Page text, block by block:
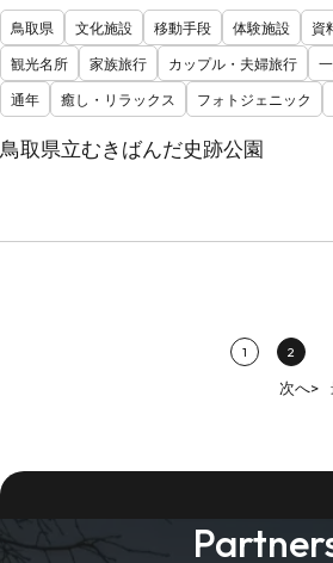
鳥取県 文化施設 移動手段 体験施設 資
観光名所
家族旅行 カップル・夫婦旅行
通年
癒し・リラックス フォトジェニック
鳥取県立むきばんだ史跡公園
1 2
次へ>